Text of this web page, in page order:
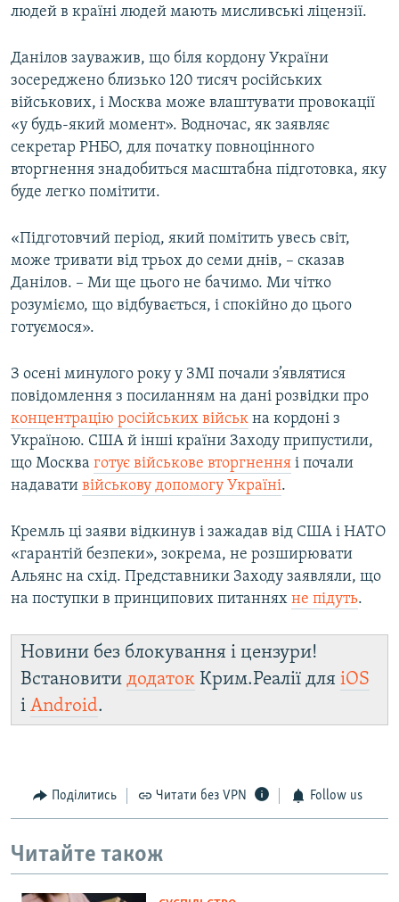
людей в країні людей мають мисливські ліцензії.
Данілов зауважив, що біля кордону України
зосереджено близько 120 тисяч російських
військових, і Москва може влаштувати провокації
«у будь-який момент». Водночас, як заявляє
секретар РНБО, для початку повноцінного
вторгнення знадобиться масштабна підготовка, яку
буде легко помітити.
«Підготовчий період, який помітить увесь світ,
може тривати від трьох до семи днів, – сказав
Данілов. – Ми ще цього не бачимо. Ми чітко
розуміємо, що відбувається, і спокійно до цього
готуємося».
З осені минулого року у ЗМІ почали з’являтися
повідомлення з посиланням на дані розвідки про
концентрацію російських військ на кордоні з
Україною. США й інші країни Заходу припустили,
що Москва готує військове вторгнення і почали
надавати військову допомогу Україні.
Кремль ці заяви відкинув і зажадав від США і НАТО
«гарантій безпеки», зокрема, не розширювати
Альянс на схід. Представники Заходу заявляли, що
на поступки в принципових питаннях не підуть.
Новини без блокування і цензури!
Встановити додаток Крим.Реалії для iOS
і Android.
Поділитись Читати без VPN Follow us
Читайте також